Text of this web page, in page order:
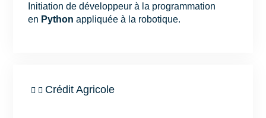
Initiation de développeur à la programmation
en Python appliquée à la robotique.
Crédit Agricole